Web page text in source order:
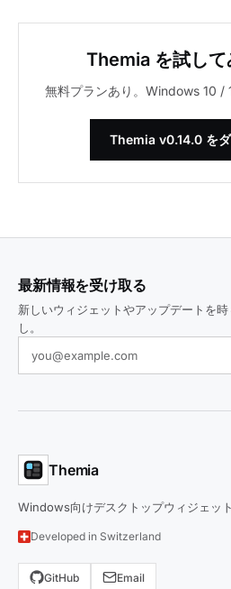
Themia を試して
無料プランあり。Windows 10 /
Themia v0.14.0 を
最新情報を受け取る
新しいウィジェットやアップデートを
し。
Themia
Windows向けデスクトップウィジェット
Developed in Switzerland
GitHub Email